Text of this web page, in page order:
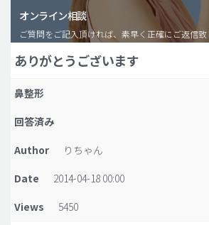
脂肪注入(アンチエイジング)
豊胸手術・バストアップ
プチ整形
idリアルストーリー
idニュース
病院紹介
安全整形
オンライン相談
ご質問をご記入頂ければ、素早く正確にご返信致
ありがとうございます
鼻整形
回答済み
Author
りちゃん
Date
2014-04-18 00:00
Views
5450